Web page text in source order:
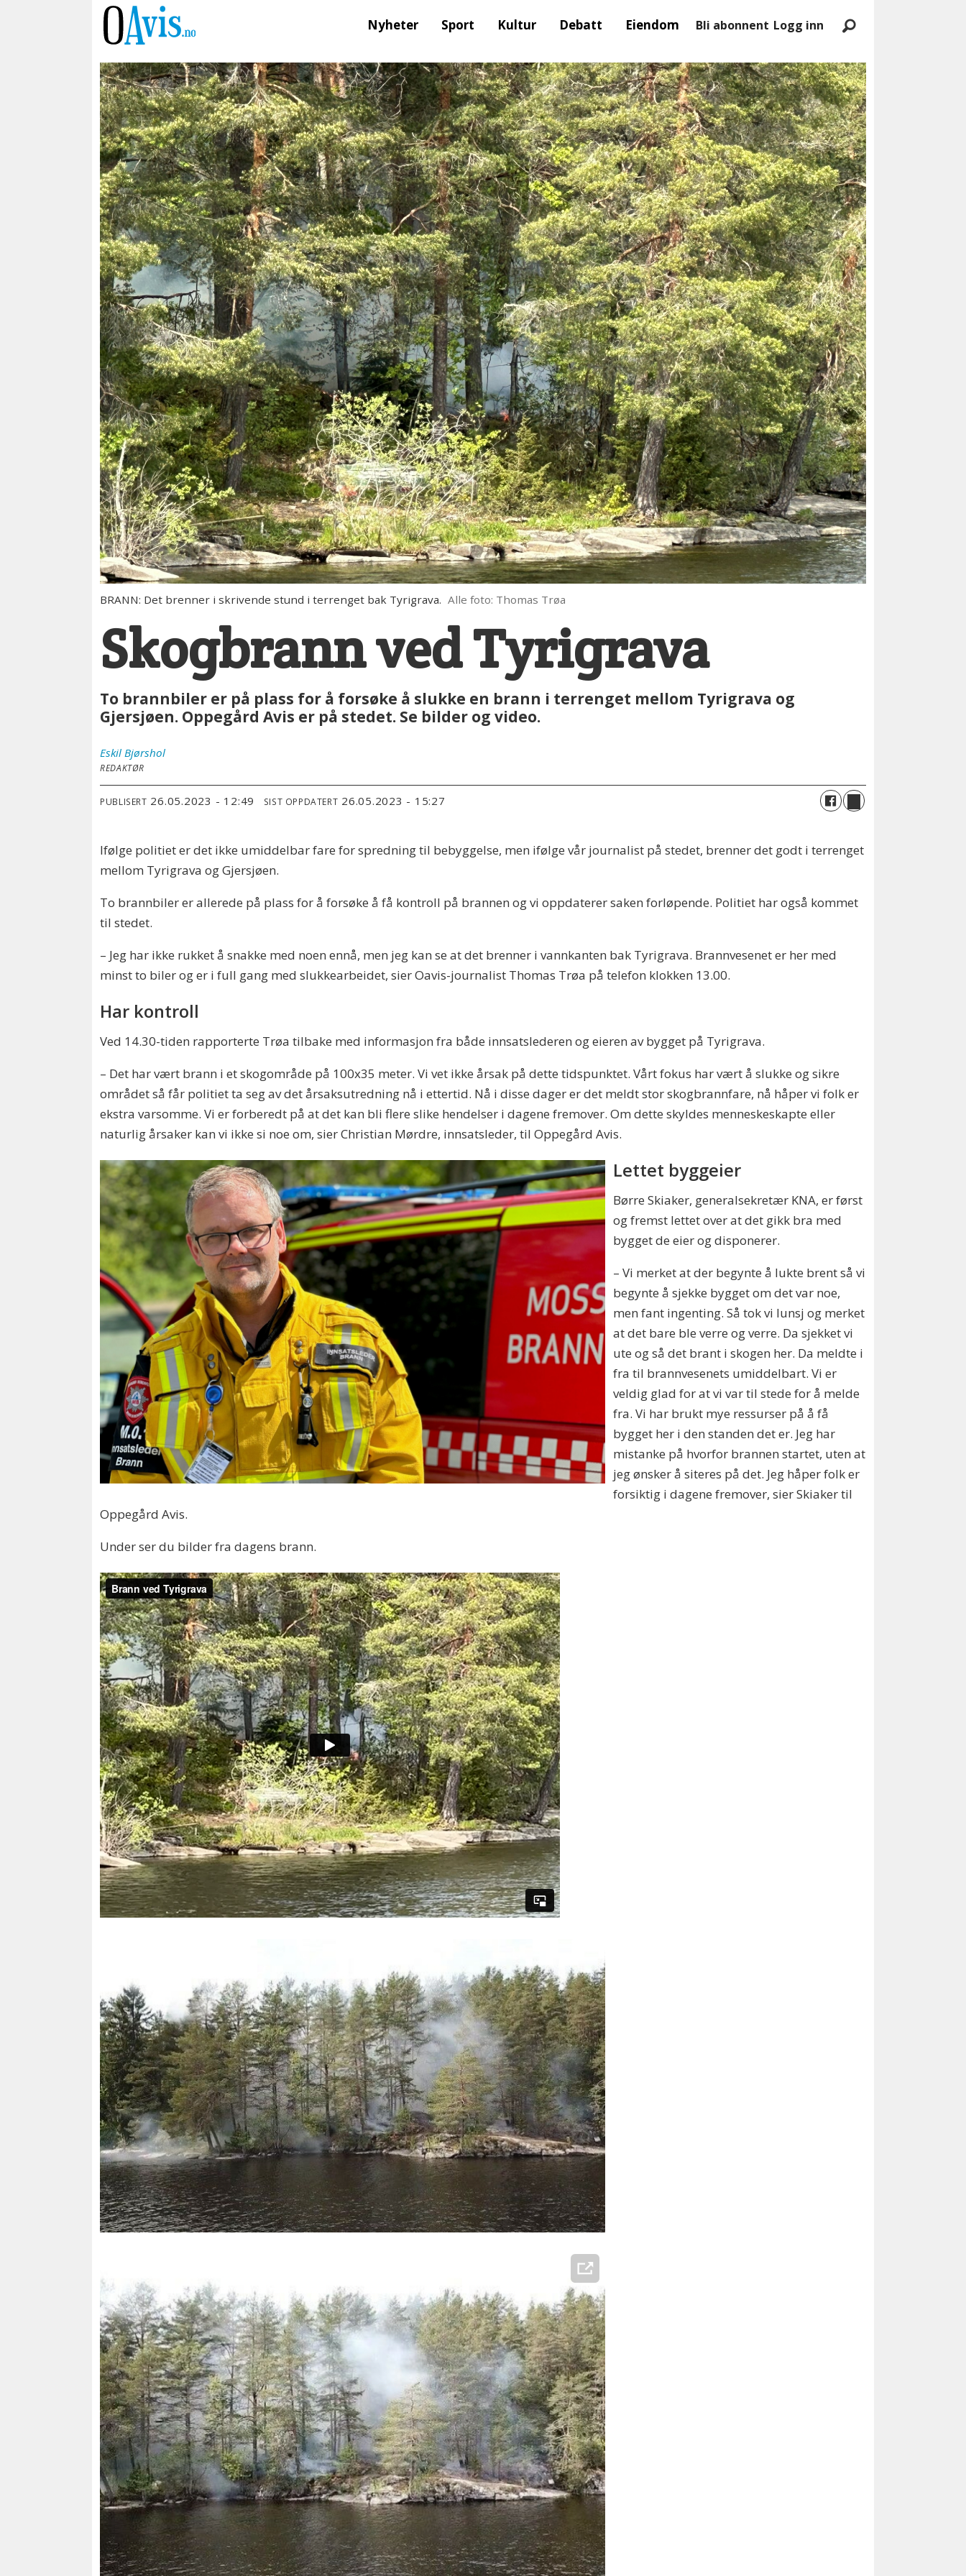
Nyheter Sport Kultur Debatt Eiendom Bli abonnent Logg inn
BRANN: Det brenner i skrivende stund i terrenget bak Tyrigrava. Alle foto: Thomas Trøa
Skogbrann ved Tyrigrava
To brannbiler er på plass for å forsøke å slukke en brann i terrenget mellom Tyrigrava og
Gjersjøen. Oppegård Avis er på stedet. Se bilder og video.
Eskil Bjørshol
REDAKTØR
PUBLISERT 26.05.2023 - 12:49 SIST OPPDATERT 26.05.2023 - 15:27
Ifølge politiet er det ikke umiddelbar fare for spredning til bebyggelse, men ifølge vår journalist på stedet, brenner det godt i terrenget
mellom Tyrigrava og Gjersjøen.
To brannbiler er allerede på plass for å forsøke å få kontroll på brannen og vi oppdaterer saken forløpende. Politiet har også kommet
til stedet.
– Jeg har ikke rukket å snakke med noen ennå, men jeg kan se at det brenner i vannkanten bak Tyrigrava. Brannvesenet er her med
minst to biler og er i full gang med slukkearbeidet, sier Oavis-journalist Thomas Trøa på telefon klokken 13.00.
Har kontroll
Ved 14.30-tiden rapporterte Trøa tilbake med informasjon fra både innsatslederen og eieren av bygget på Tyrigrava.
– Det har vært brann i et skogområde på 100x35 meter. Vi vet ikke årsak på dette tidspunktet. Vårt fokus har vært å slukke og sikre
området så får politiet ta seg av det årsaksutredning nå i ettertid. Nå i disse dager er det meldt stor skogbrannfare, nå håper vi folk er
ekstra varsomme. Vi er forberedt på at det kan bli flere slike hendelser i dagene fremover. Om dette skyldes menneskeskapte eller
naturlig årsaker kan vi ikke si noe om, sier Christian Mørdre, innsatsleder, til Oppegård Avis.
Lettet byggeier
Børre Skiaker, generalsekretær KNA, er først
og fremst lettet over at det gikk bra med
bygget de eier og disponerer.
– Vi merket at der begynte å lukte brent så vi
begynte å sjekke bygget om det var noe,
men fant ingenting. Så tok vi lunsj og merket
at det bare ble verre og verre. Da sjekket vi
ute og så det brant i skogen her. Da meldte i
fra til brannvesenets umiddelbart. Vi er
veldig glad for at vi var til stede for å melde
fra. Vi har brukt mye ressurser på å få
bygget her i den standen det er. Jeg har
mistanke på hvorfor brannen startet, uten at
jeg ønsker å siteres på det. Jeg håper folk er
forsiktig i dagene fremover, sier Skiaker til
Oppegård Avis.
Under ser du bilder fra dagens brann.